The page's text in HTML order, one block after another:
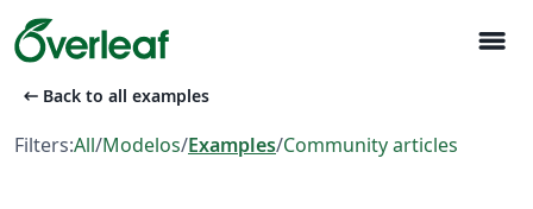
menu
arrow_left_alt Back to all examples
Filters:All/Modelos/Examples/Community articles